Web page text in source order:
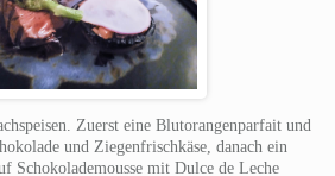
Zuerst eine Blutorangenparfait und
und Ziegenfrischkäse, danach ein
Schokolademousse mit Dulce de Leche